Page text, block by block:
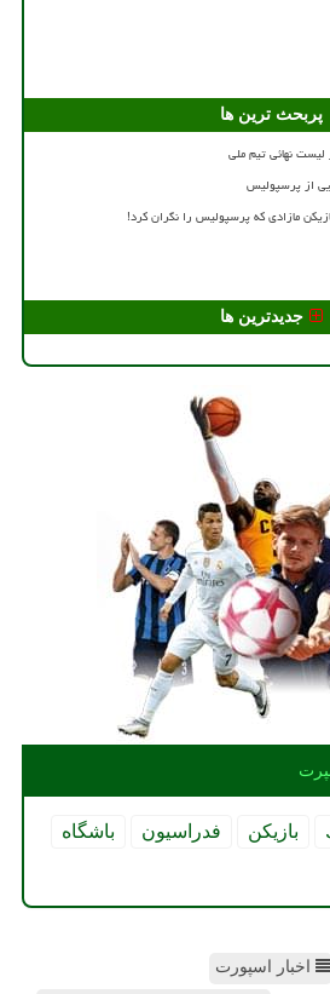
پربحث ترین ها
از پرسپولیس
مازادی که پرسپولیس را نگران کرد!
جدیدترین ها
بازیكن فدراسیون
باشگاه
اخبار اسپورت